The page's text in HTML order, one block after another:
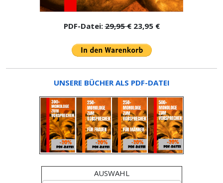
PDF-Datei:29,95 €23,95 €
UNSERE BÜCHER ALS PDF-DATEI
AUSWAHL